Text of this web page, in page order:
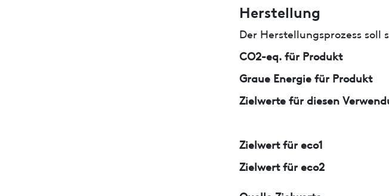
Herstellung
Der Herstellungsprozess
CO2-eq. für Produkt
Graue Energie für Produkt
Zielwerte für diesen
Zielwert für eco1
Zielwert für eco2